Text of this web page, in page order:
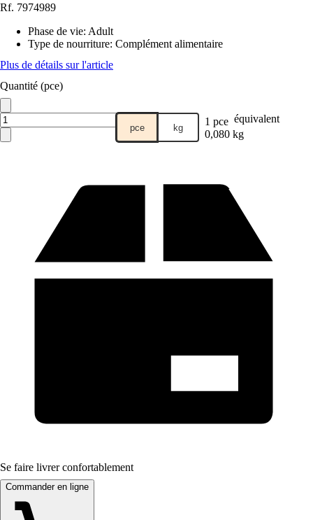
Rf. 7974989
Phase de vie: Adult
Type de nourriture: Complément alimentaire
Plus de détails sur l'article
Quantité (pce)
pce kg 1 pce équivalent
0,080 kg
Se faire livrer confortablement
Commander en ligne